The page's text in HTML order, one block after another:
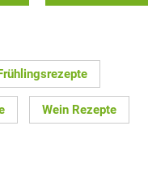
Wein Rezepte